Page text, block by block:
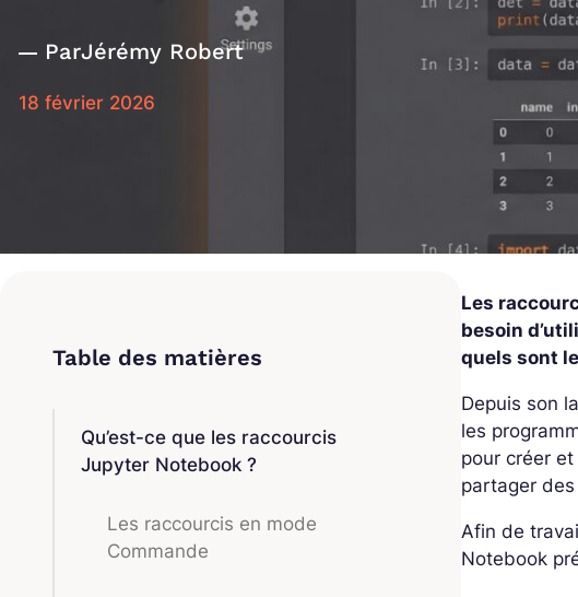
ParJérémy Robert
18 février 2026
Qu’est-ce que les raccourcis
Jupyter Notebook ?
Les raccourcis en mode
Commande
Les
besoin
quels sont
Depuis son
les
pour créer
partager
Afin de
Notebook